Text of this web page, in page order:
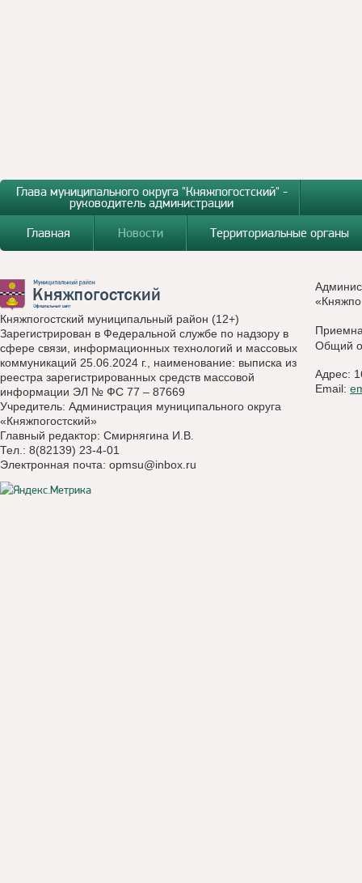
Глава муниципального округа "Княжпогостский" -
руководитель администрации
Главная
Новости Территориальные органы
Княжпогостский муниципальный район (12+)
Зарегистрирован в Федеральной службе по надзору в
сфере связи, информационных технологий и массовых
коммуникаций 25.06.2024 г., наименование: выписка из
реестра зарегистрированных средств массовой
информации ЭЛ № ФС 77 – 87669
Учредитель: Администрация муниципального округа
«Княжпогостский»
Главный редактор: Смирнягина И.В.
Тел.: 8(82139) 23-4-01
Электронная почта: opmsu@inbox.ru
Общий
Адрес:
Email: